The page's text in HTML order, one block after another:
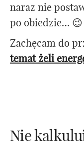
naraz nie
po obiedzie… 😉
Zachęcam do
temat żeli
Nie